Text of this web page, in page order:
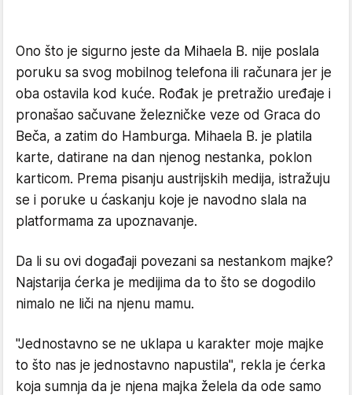
Ono što je sigurno jeste da Mihaela B. nije poslala
poruku sa svog mobilnog telefona ili računara jer je
oba ostavila kod kuće. Rođak je pretražio uređaje i
pronašao sačuvane železničke veze od Graca do
Beča, a zatim do Hamburga. Mihaela B. je platila
karte, datirane na dan njenog nestanka, poklon
karticom. Prema pisanju austrijskih medija, istražuju
se i poruke u ćaskanju koje je navodno slala na
platformama za upoznavanje.
Da li su ovi događaji povezani sa nestankom majke?
Najstarija ćerka je medijima da to što se dogodilo
nimalo ne liči na njenu mamu.
"Jednostavno se ne uklapa u karakter moje majke
to što nas je jednostavno napustila", rekla je ćerka
koja sumnja da je njena majka želela da ode samo